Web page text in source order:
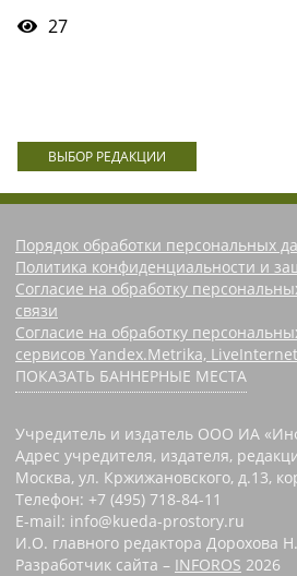
27
ВЫБОР РЕДАКЦИИ
Порядок обработки персональных
Политика конфиденциальности и
Согласие на обработку
связи
Согласие на обработку
сервисов Yandex.Metrika,
ПОКАЗАТЬ БАННЕРНЫЕ МЕСТА
Учредитель и издатель ООО ИА
Адрес учредителя, издателя,
Москва, ул. Кржижановского, д.13,
Телефон: +7 (495) 718-84-11
E-mail: info@kueda-prostory.ru
И.О. главного редактора Дорохова
Разработчик сайта – INFOROS 2026